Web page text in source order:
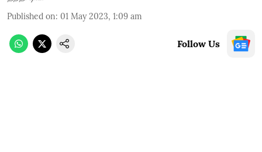
Published on: 01 May 2023, 1:09 am
Follow Us